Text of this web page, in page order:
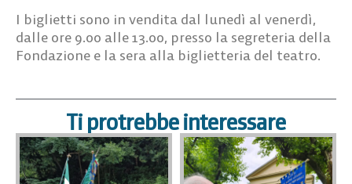
I biglietti sono in vendita dal lunedì al venerdì,
dalle ore 9.00 alle 13.00, presso la segreteria della
Fondazione e la sera alla biglietteria del teatro.
Ti protrebbe interessare